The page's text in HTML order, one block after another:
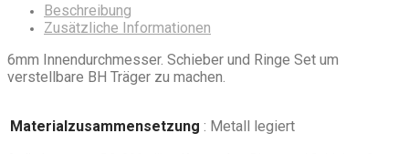
Beschreibung
Zusätzliche Informationen
6mm Innendurchmesser. Schieber und Ringe Set um
verstellbare BH Träger zu machen.
Materialzusammensetzung : Metall legiert